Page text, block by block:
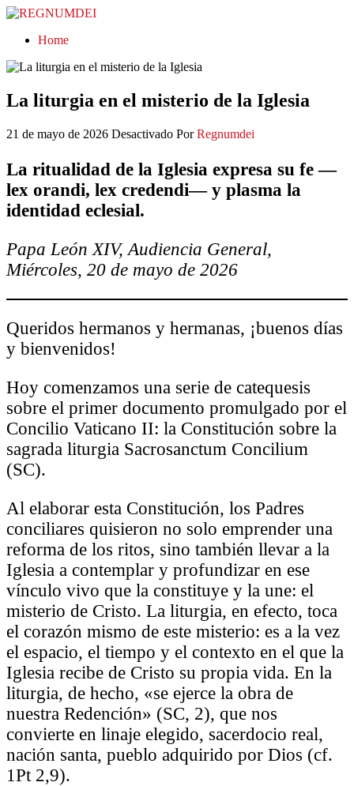
REGNUMDEI
Home
La liturgia en el misterio de la Iglesia
21 de mayo de 2026 Desactivado Por Regnumdei
La ritualidad de la Iglesia expresa su fe —
lex orandi, lex credendi— y plasma la
identidad eclesial.
Papa León XIV, Audiencia General,
Miércoles, 20 de mayo de 2026
Queridos hermanos y hermanas, ¡buenos días
y bienvenidos!
Hoy comenzamos una serie de catequesis
sobre el primer documento promulgado por el
Concilio Vaticano II: la Constitución sobre la
sagrada liturgia Sacrosanctum Concilium
(SC).
Al elaborar esta Constitución, los Padres
conciliares quisieron no solo emprender una
reforma de los ritos, sino también llevar a la
Iglesia a contemplar y profundizar en ese
vínculo vivo que la constituye y la une: el
misterio de Cristo. La liturgia, en efecto, toca
el corazón mismo de este misterio: es a la vez
el espacio, el tiempo y el contexto en el que la
Iglesia recibe de Cristo su propia vida. En la
liturgia, de hecho, «se ejerce la obra de
nuestra Redención» (SC, 2), que nos
convierte en linaje elegido, sacerdocio real,
nación santa, pueblo adquirido por Dios (cf.
1Pt 2,9).